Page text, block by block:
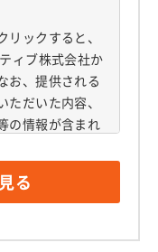
ックすると、
ィブ株式会社か
お、提供される
だいた内容、
の情報が含まれ
がお客様とのコ
ダイレクトメー
る